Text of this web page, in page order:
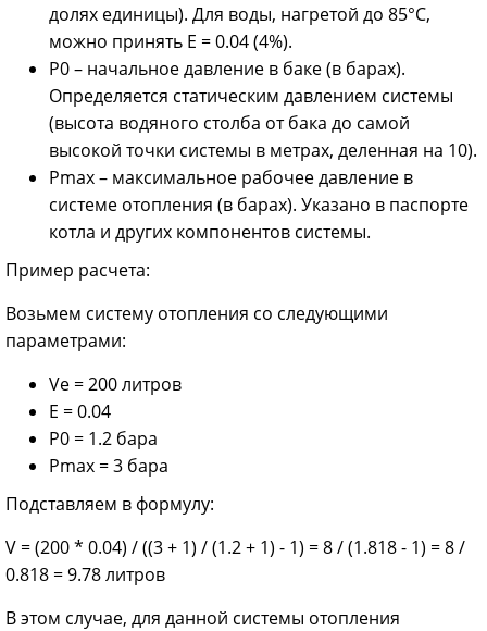
долях единицы). Для воды, нагретой до 85°C,
можно принять E = 0.04 (4%).
P0 – начальное давление в баке (в барах).
Определяется статическим давлением системы
(высота водяного столба от бака до самой
высокой точки системы в метрах, деленная на 10).
Pmax – максимальное рабочее давление в
системе отопления (в барах). Указано в паспорте
котла и других компонентов системы.
Пример расчета:
Возьмем систему отопления со следующими
параметрами:
Ve = 200 литров
E = 0.04
P0 = 1.2 бара
Pmax = 3 бара
Подставляем в формулу:
V = (200 * 0.04) / ((3 + 1) / (1.2 + 1) - 1) = 8 / (1.818 - 1) = 8 /
0.818 = 9.78 литров
В этом случае, для данной системы отопления